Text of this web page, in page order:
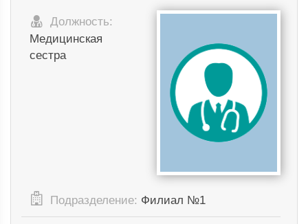
Должность:
Медицинская
сестра
Подразделение: Филиал №1